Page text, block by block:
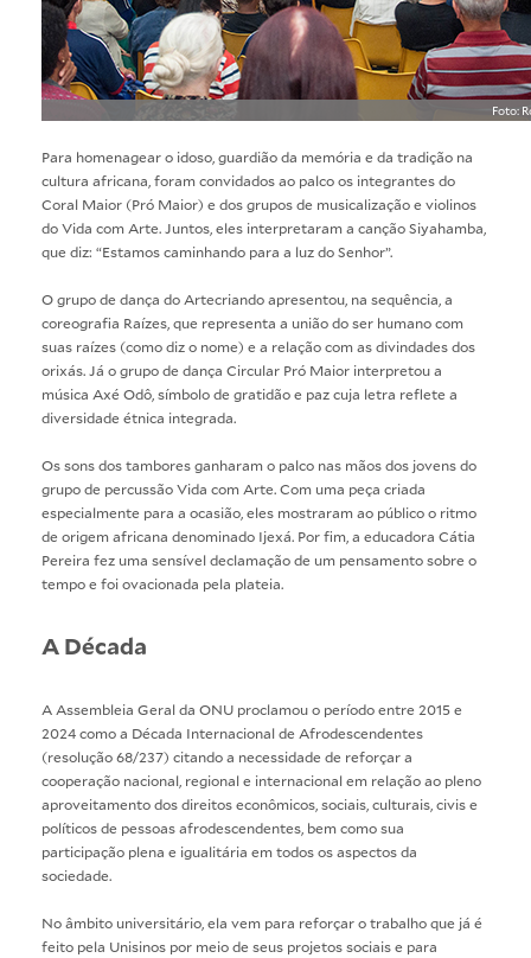
Foto:
Para homenagear o idoso, guardião da memória e da tradição na
cultura africana, foram convidados ao palco os integrantes do
Coral Maior (Pró Maior) e dos grupos de musicalização e violinos
do Vida com Arte. Juntos, eles interpretaram a canção Siyahamba,
que diz: “Estamos caminhando para a luz do Senhor”.
O grupo de dança do Artecriando apresentou, na sequência, a
coreografia Raízes, que representa a união do ser humano com
suas raízes (como diz o nome) e a relação com as divindades dos
orixás. Já o grupo de dança Circular Pró Maior interpretou a
música Axé Odô, símbolo de gratidão e paz cuja letra reflete a
diversidade étnica integrada.
Os sons dos tambores ganharam o palco nas mãos dos jovens do
grupo de percussão Vida com Arte. Com uma peça criada
especialmente para a ocasião, eles mostraram ao público o ritmo
de origem africana denominado Ijexá. Por fim, a educadora Cátia
Pereira fez uma sensível declamação de um pensamento sobre o
tempo e foi ovacionada pela plateia.
A Década
A Assembleia Geral da ONU proclamou o período entre 2015 e
2024 como a Década Internacional de Afrodescendentes
(resolução 68/237) citando a necessidade de reforçar a
cooperação nacional, regional e internacional em relação ao pleno
aproveitamento dos direitos econômicos, sociais, culturais, civis e
políticos de pessoas afrodescendentes, bem como sua
participação plena e igualitária em todos os aspectos da
sociedade.
No âmbito universitário, ela vem para reforçar o trabalho que já é
feito pela Unisinos por meio de seus projetos sociais e para